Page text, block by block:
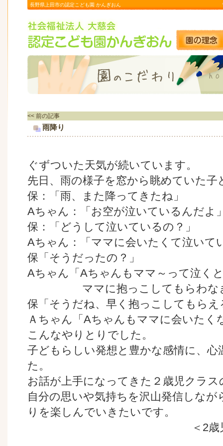
長野県上田市の認定こども園 かんぎおん
<< 前の記事
雨降り
ぐずついた天気が続いています。
先日、雨の様子を窓から眺めていた子
保：「雨、また降ってきたね」
Aちゃん：「お空が泣いているんだよ
保：「どうして泣いているの？」
Aちゃん：「ママに会いたくて泣いて
保「そうだったの？」
Aちゃん「Aちゃんもママ～って泣く
ママに抱っこしてもらわなき
保「そうだね、早く抱っこしてもら
Ａちゃん「Aちゃんもママに会いたく
こんなやりとりでした。
子どもらしい発想と豊かな感情に、
た。
お話が上手になってきた２歳児クラス
自分の思いや気持ちを沢山発信しな
りを楽しんでいきたいです。
＜2歳児担当保